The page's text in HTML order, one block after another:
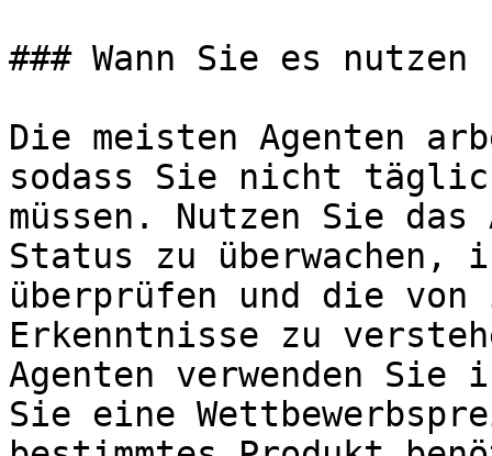
### Wann Sie es
Die meisten Agenten
sodass Sie nicht
müssen. Nutzen Sie
Status zu überwachen,
überprüfen und die
Erkenntnisse zu
Agenten verwenden Sie
Sie eine